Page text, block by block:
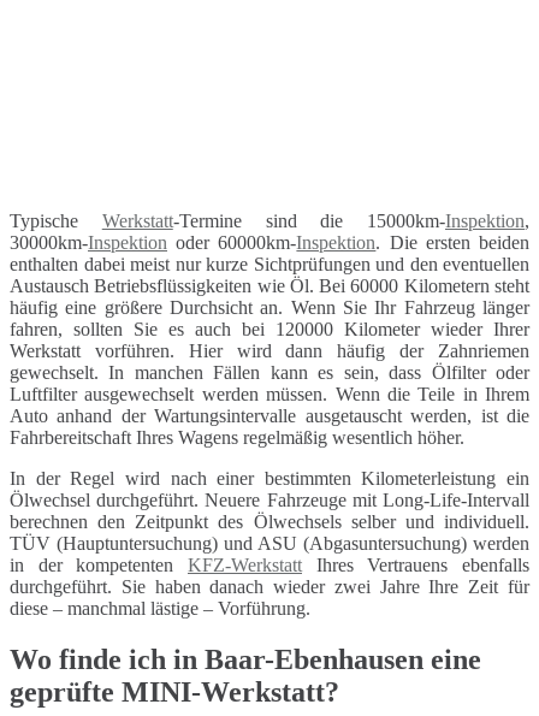
Typische Werkstatt-Termine sind die 15000km-Inspektion,
30000km-Inspektion oder 60000km-Inspektion. Die ersten beiden
enthalten dabei meist nur kurze Sichtprüfungen und den eventuellen
Austausch Betriebsflüssigkeiten wie Öl. Bei 60000 Kilometern steht
häufig eine größere Durchsicht an. Wenn Sie Ihr Fahrzeug länger
fahren, sollten Sie es auch bei 120000 Kilometer wieder Ihrer
Werkstatt vorführen. Hier wird dann häufig der Zahnriemen
gewechselt. In manchen Fällen kann es sein, dass Ölfilter oder
Luftfilter ausgewechselt werden müssen. Wenn die Teile in Ihrem
Auto anhand der Wartungsintervalle ausgetauscht werden, ist die
Fahrbereitschaft Ihres Wagens regelmäßig wesentlich höher.
In der Regel wird nach einer bestimmten Kilometerleistung ein
Ölwechsel durchgeführt. Neuere Fahrzeuge mit Long-Life-Intervall
berechnen den Zeitpunkt des Ölwechsels selber und individuell.
TÜV (Hauptuntersuchung) und ASU (Abgasuntersuchung) werden
in der kompetenten KFZ-Werkstatt Ihres Vertrauens ebenfalls
durchgeführt. Sie haben danach wieder zwei Jahre Ihre Zeit für
diese – manchmal lästige – Vorführung.
Wo finde ich in Baar-Ebenhausen eine
geprüfte MINI-Werkstatt?